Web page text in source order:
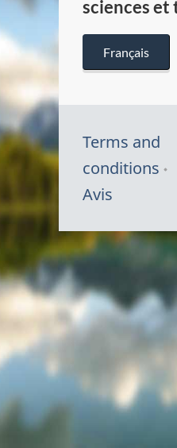
sciences et
Français
Terms and
conditions
Avis